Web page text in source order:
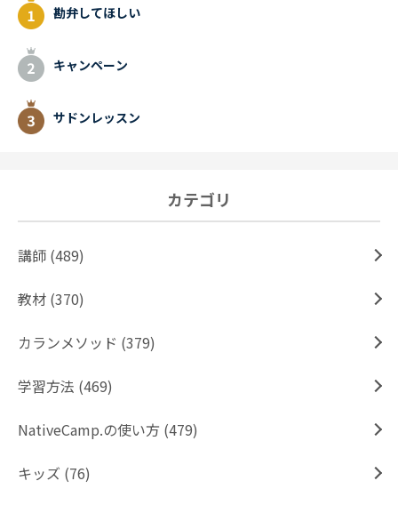
勘弁してほしい
キャンペーン
サドンレッスン
カテゴリ
講師 (489)
教材 (370)
カランメソッド (379)
学習方法 (469)
NativeCamp.の使い方 (479)
キッズ (76)